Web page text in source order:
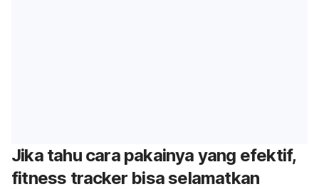
Jika tahu cara pakainya yang efektif,
fitness tracker bisa selamatkan